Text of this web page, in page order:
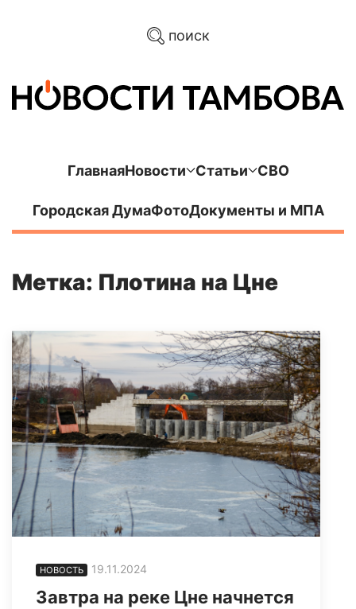
поиск
ГлавнаяНовости Статьи СВО
Городская ДумаФотоДокументы и МПА
Метка: Плотина на Цне
НОВОСТЬ 19.11.2024
Завтра на реке Цне начнется